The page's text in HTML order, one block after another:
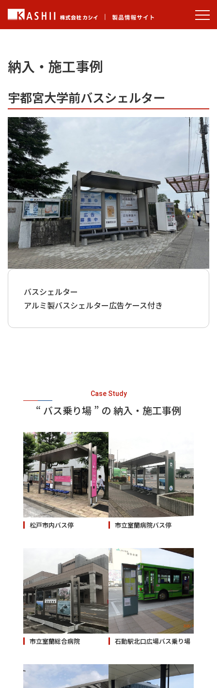
納入・施工事例
宇都宮大学前バスシェルター
バスシェルター
アルミ製バスシェルター広告ケース付き
“ バス乗り場 ” の 納入・施工事例
Case Study
松戸市内バス停 市立室蘭病院バス停
市立室蘭総合病院 石動駅北口広場バス乗り場